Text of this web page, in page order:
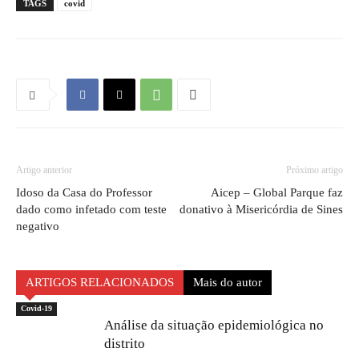
TAGS covid
Artigo anterior
Idoso da Casa do Professor
dado como infetado com teste
negativo
Próximo artigo
Aicep – Global Parque faz
donativo à Misericórdia de Sines
ARTIGOS RELACIONADOS Mais do autor
Covid-19
Análise da situação epidemiológica no
distrito